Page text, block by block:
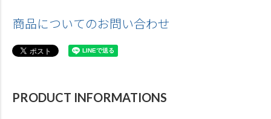
商品についてのお問い合わせ
PRODUCT INFORMATIONS